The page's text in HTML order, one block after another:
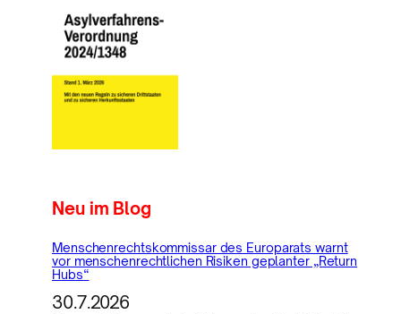
Neu im Blog
Menschenrechtskommissar des Europarats warnt
vor menschenrechtlichen Risiken geplanter „Return
Hubs“
30.7.2026